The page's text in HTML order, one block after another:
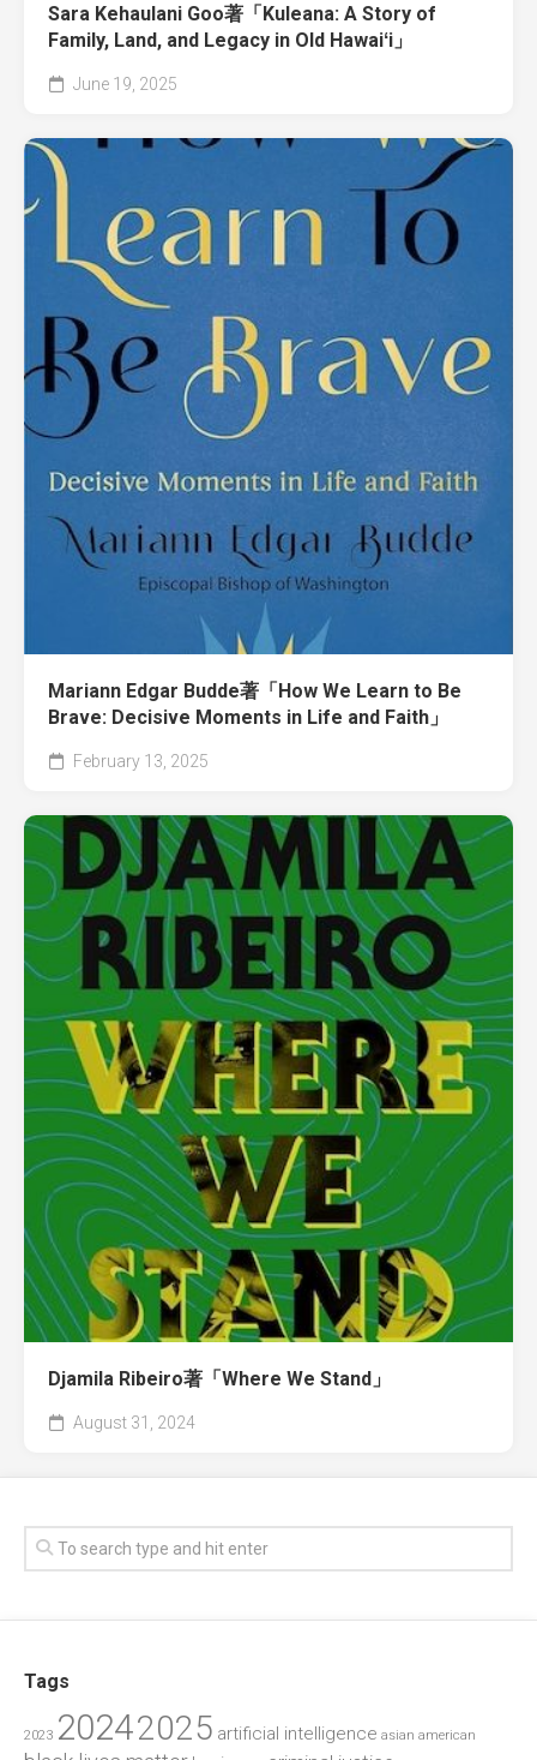
Sara Kehaulani Goo著「Kuleana: A Story of
Family, Land, and Legacy in Old Hawaiʻi」
June 19, 2025
Mariann Edgar Budde著「How We Learn to Be
Brave: Decisive Moments in Life and Faith」
February 13, 2025
Djamila Ribeiro著「Where We Stand」
August 31, 2024
Tags
2023 20242025 artificial intelligence asian american